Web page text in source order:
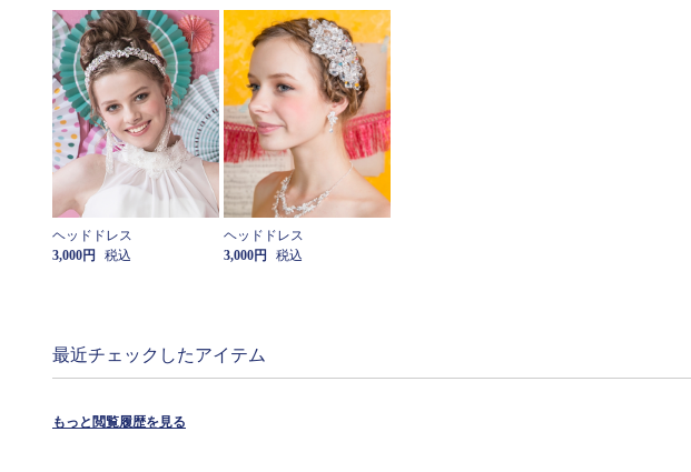
ヘッドドレス
3,000円
税込
ヘッドドレス
3,000円
税込
最近チェックしたアイテム
もっと閲覧履歴を見る